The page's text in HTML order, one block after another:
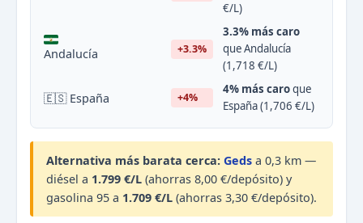
€/L)
Andalucía +3.3%
3.3% más caro
que Andalucía
(1,718 €/L)
🇪🇸 España +4%
4% más caroque
España (1,706 €/L)
Alternativa más barata cerca: Geds a 0,3 km —
diésel a 1.799 €/L (ahorras 8,00 €/depósito) y
gasolina 95 a 1.709 €/L (ahorras 3,30 €/depósito).